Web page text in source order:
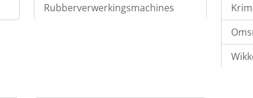
Rubberverwerkingsmachines